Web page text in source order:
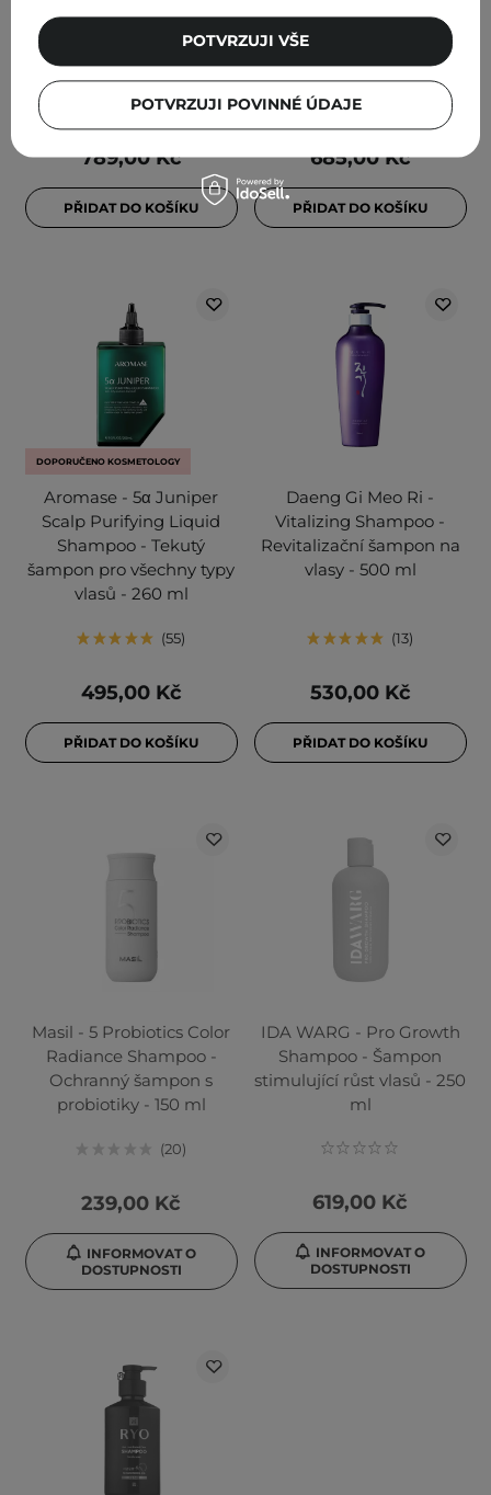
Therapy - Trichologický
šampon stimulující růst
789,00 Kč
PŘIDAT DO KOŠÍKU
Shampoo - Šampon proti
vypadávání vlasů - 490 ml
685,00 Kč
PŘIDAT DO KOŠÍKU
DOPORUČENO KOSMETOLOGY
Aromase - 5α Juniper
Scalp Purifying Liquid
Shampoo - Tekutý
šampon pro všechny typy
vlasů - 260 ml
55
495,00 Kč
PŘIDAT DO KOŠÍKU
Daeng Gi Meo Ri -
Vitalizing Shampoo -
Revitalizační šampon na
vlasy - 500 ml
13
530,00 Kč
PŘIDAT DO KOŠÍKU
Masil - 5 Probiotics Color
Radiance Shampoo -
Ochranný šampon s
probiotiky - 150 ml
20
239,00 Kč
INFORMOVAT O
DOSTUPNOSTI
IDA WARG - Pro Growth
Shampoo - Šampon
stimulující růst vlasů - 250
ml
619,00 Kč
INFORMOVAT O
DOSTUPNOSTI
POTVRZUJI POVINNÉ ÚDAJE
POTVRZUJI VŠE